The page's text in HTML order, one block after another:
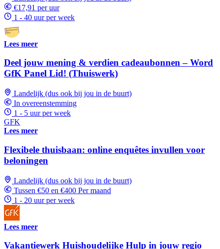
€17,91 per uur
1 - 40 uur per week
Lees meer
Deel jouw mening & verdien cadeaubonnen – Word
GfK Panel Lid! (Thuiswerk)
Landelijk (dus ook bij jou in de buurt)
In overeenstemming
1 - 5 uur per week
GFK
Lees meer
Flexibele thuisbaan: online enquêtes invullen voor
beloningen
Landelijk (dus ook bij jou in de buurt)
Tussen €50 en €400 Per maand
1 - 20 uur per week
Lees meer
Vakantiewerk Huishoudelijke Hulp in jouw regio